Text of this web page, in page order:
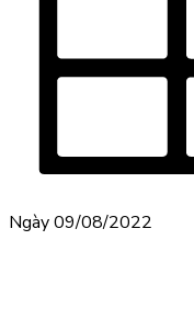
Ngày 09/08/2022